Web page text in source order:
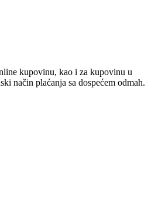
kupovinu, kao i za kupovinu u
način plaćanja sa dospećem odmah.